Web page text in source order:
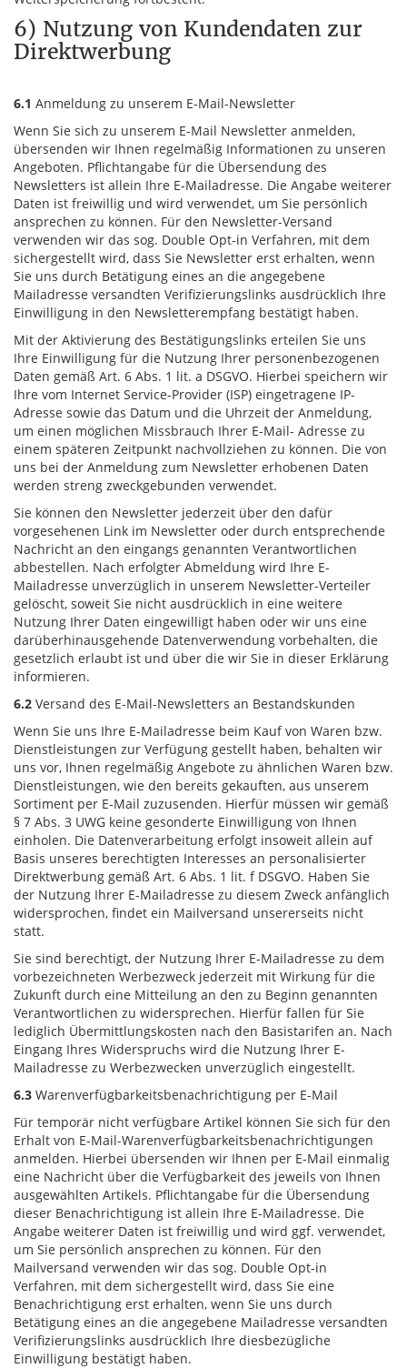
6) Nutzung von Kundendaten zur
Direktwerbung
6.1 Anmeldung zu unserem E-Mail-Newsletter
Wenn Sie sich zu unserem E-Mail Newsletter anmelden,
übersenden wir Ihnen regelmäßig Informationen zu unseren
Angeboten. Pflichtangabe für die Übersendung des
Newsletters ist allein Ihre E-Mailadresse. Die Angabe weiterer
Daten ist freiwillig und wird verwendet, um Sie persönlich
ansprechen zu können. Für den Newsletter-Versand
verwenden wir das sog. Double Opt-in Verfahren, mit dem
sichergestellt wird, dass Sie Newsletter erst erhalten, wenn
Sie uns durch Betätigung eines an die angegebene
Mailadresse versandten Verifizierungslinks ausdrücklich Ihre
Einwilligung in den Newsletterempfang bestätigt haben.
Mit der Aktivierung des Bestätigungslinks erteilen Sie uns
Ihre Einwilligung für die Nutzung Ihrer personenbezogenen
Daten gemäß Art. 6 Abs. 1 lit. a DSGVO. Hierbei speichern wir
Ihre vom Internet Service-Provider (ISP) eingetragene IP-
Adresse sowie das Datum und die Uhrzeit der Anmeldung,
um einen möglichen Missbrauch Ihrer E-Mail- Adresse zu
einem späteren Zeitpunkt nachvollziehen zu können. Die von
uns bei der Anmeldung zum Newsletter erhobenen Daten
werden streng zweckgebunden verwendet.
Sie können den Newsletter jederzeit über den dafür
vorgesehenen Link im Newsletter oder durch entsprechende
Nachricht an den eingangs genannten Verantwortlichen
abbestellen. Nach erfolgter Abmeldung wird Ihre E-
Mailadresse unverzüglich in unserem Newsletter-Verteiler
gelöscht, soweit Sie nicht ausdrücklich in eine weitere
Nutzung Ihrer Daten eingewilligt haben oder wir uns eine
darüberhinausgehende Datenverwendung vorbehalten, die
gesetzlich erlaubt ist und über die wir Sie in dieser Erklärung
informieren.
6.2 Versand des E-Mail-Newsletters an Bestandskunden
Wenn Sie uns Ihre E-Mailadresse beim Kauf von Waren bzw.
Dienstleistungen zur Verfügung gestellt haben, behalten wir
uns vor, Ihnen regelmäßig Angebote zu ähnlichen Waren bzw.
Dienstleistungen, wie den bereits gekauften, aus unserem
Sortiment per E-Mail zuzusenden. Hierfür müssen wir gemäß
§ 7 Abs. 3 UWG keine gesonderte Einwilligung von Ihnen
einholen. Die Datenverarbeitung erfolgt insoweit allein auf
Basis unseres berechtigten Interesses an personalisierter
Direktwerbung gemäß Art. 6 Abs. 1 lit. f DSGVO. Haben Sie
der Nutzung Ihrer E-Mailadresse zu diesem Zweck anfänglich
widersprochen, findet ein Mailversand unsererseits nicht
statt.
Sie sind berechtigt, der Nutzung Ihrer E-Mailadresse zu dem
vorbezeichneten Werbezweck jederzeit mit Wirkung für die
Zukunft durch eine Mitteilung an den zu Beginn genannten
Verantwortlichen zu widersprechen. Hierfür fallen für Sie
lediglich Übermittlungskosten nach den Basistarifen an. Nach
Eingang Ihres Widerspruchs wird die Nutzung Ihrer E-
Mailadresse zu Werbezwecken unverzüglich eingestellt.
6.3 Warenverfügbarkeitsbenachrichtigung per E-Mail
Für temporär nicht verfügbare Artikel können Sie sich für den
Erhalt von E-Mail-Warenverfügbarkeitsbenachrichtigungen
anmelden. Hierbei übersenden wir Ihnen per E-Mail einmalig
eine Nachricht über die Verfügbarkeit des jeweils von Ihnen
ausgewählten Artikels. Pflichtangabe für die Übersendung
dieser Benachrichtigung ist allein Ihre E-Mailadresse. Die
Angabe weiterer Daten ist freiwillig und wird ggf. verwendet,
um Sie persönlich ansprechen zu können. Für den
Mailversand verwenden wir das sog. Double Opt-in
Verfahren, mit dem sichergestellt wird, dass Sie eine
Benachrichtigung erst erhalten, wenn Sie uns durch
Betätigung eines an die angegebene Mailadresse versandten
Verifizierungslinks ausdrücklich Ihre diesbezügliche
Einwilligung bestätigt haben.